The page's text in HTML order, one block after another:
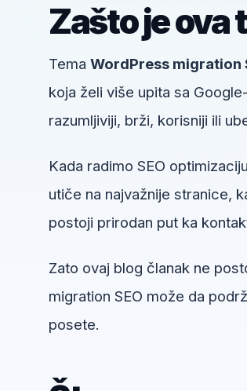
Zašto je ova
Tema WordPress migration
koja želi više upita sa
razumljiviji, brži, korisniji ili
Kada radimo SEO
utiče na najvažnije stranice,
postoji prirodan put ka
Zato ovaj blog članak ne
migration SEO može da
posete.